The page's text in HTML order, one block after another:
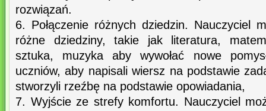
rozwiązań.
6. Połączenie różnych dziedzin. Nauczyciel
różne dziedziny, takie jak literatura,
sztuka, muzyka aby wywołać nowe
uczniów, aby napisali wiersz na podstawie
stworzyli rzeźbę na podstawie opowiadania,
7. Wyjście ze strefy komfortu. Nauczyciel